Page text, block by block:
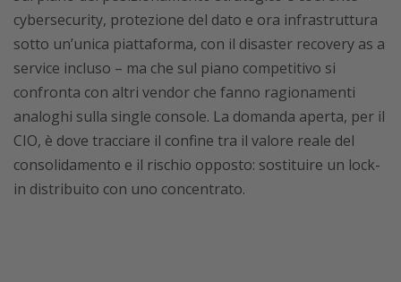
cybersecurity, protezione del dato e ora infrastruttura
sotto un’unica piattaforma, con il disaster recovery as a
service incluso – ma che sul piano competitivo si
confronta con altri vendor che fanno ragionamenti
analoghi sulla single console. La domanda aperta, per il
CIO, è dove tracciare il confine tra il valore reale del
consolidamento e il rischio opposto: sostituire un lock-
in distribuito con uno concentrato.